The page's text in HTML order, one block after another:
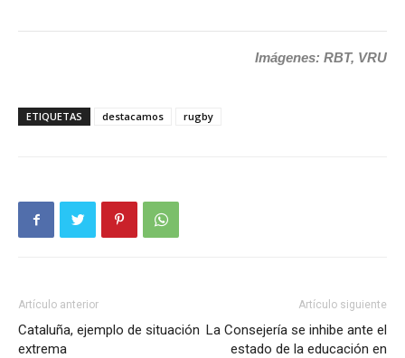
Imágenes: RBT, VRU
ETIQUETAS destacamos rugby
Artículo anterior
Cataluña, ejemplo de situación
extrema
Artículo siguiente
La Consejería se inhibe ante el
estado de la educación en